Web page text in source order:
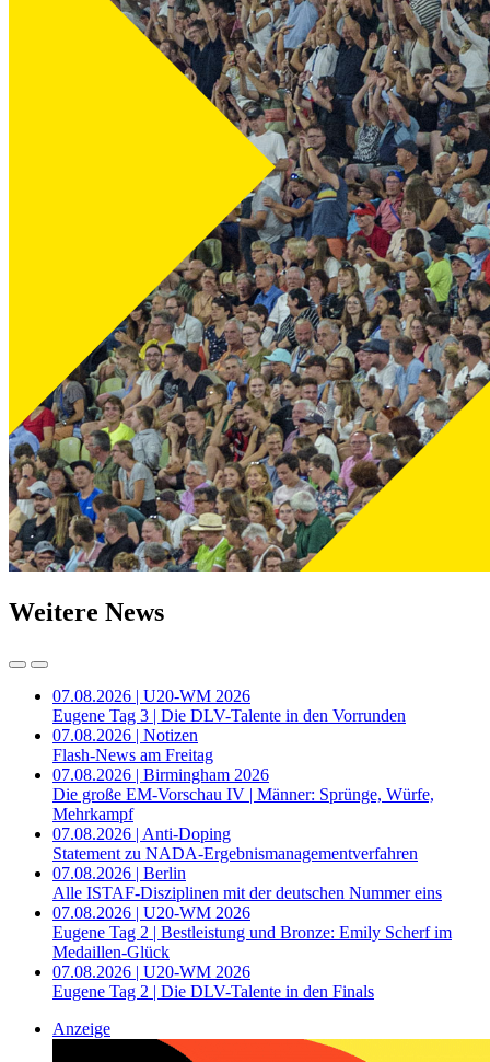
Weitere News
07.08.2026 | U20-WM 2026
Eugene Tag 3 | Die DLV-Talente in den Vorrunden
07.08.2026 | Notizen
Flash-News am Freitag
07.08.2026 | Birmingham 2026
Die große EM-Vorschau IV | Männer: Sprünge, Würfe,
Mehrkampf
07.08.2026 | Anti-Doping
Statement zu NADA-Ergebnismanagementverfahren
07.08.2026 | Berlin
Alle ISTAF-Disziplinen mit der deutschen Nummer eins
07.08.2026 | U20-WM 2026
Eugene Tag 2 | Bestleistung und Bronze: Emily Scherf im
Medaillen-Glück
07.08.2026 | U20-WM 2026
Eugene Tag 2 | Die DLV-Talente in den Finals
Anzeige